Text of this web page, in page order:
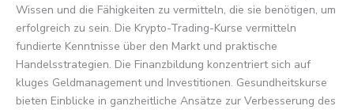
Wissen und die Fähigkeiten zu vermitteln, die sie benötigen, um
erfolgreich zu sein. Die Krypto-Trading-Kurse vermitteln
fundierte Kenntnisse über den Markt und praktische
Handelsstrategien. Die Finanzbildung konzentriert sich auf
kluges Geldmanagement und Investitionen. Gesundheitskurse
bieten Einblicke in ganzheitliche Ansätze zur Verbesserung des